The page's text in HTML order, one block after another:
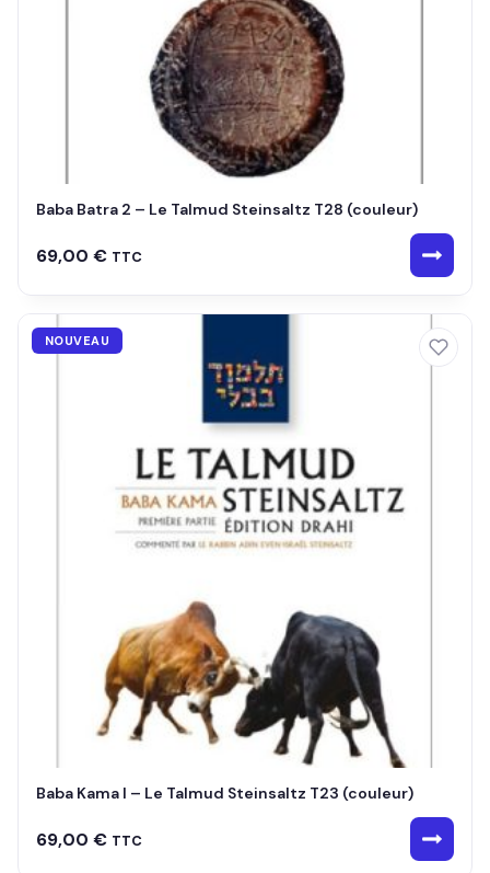
Baba Batra 2 – Le Talmud Steinsaltz T28 (couleur)
69,00 € TTC
NOUVEAU
Baba Kama I – Le Talmud Steinsaltz T23 (couleur)
69,00 € TTC